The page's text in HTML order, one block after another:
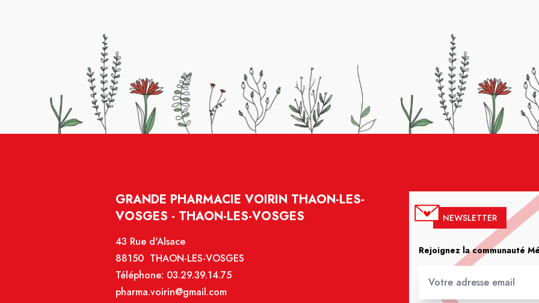
GRANDE PHARMACIE VOIRIN THAON-LES-
VOSGES - THAON-LES-VOSGES
43 Rue d'Alsace
88150 THAON-LES-VOSGES
Téléphone: 03.29.39.14.75
pharma.voirin@gmail.com
NEWSLETTER
Rejoignez la communauté